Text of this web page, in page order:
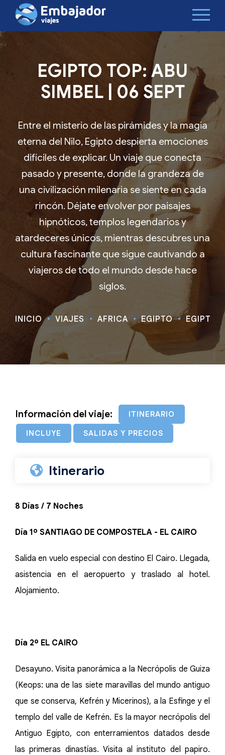
EGIPTO TOP: ABU
SIMBEL | 06 SEPT
Entre el misterio de las pirámides y la magia
eterna del Nilo, Egipto despierta emociones
difíciles de explicar. Un viaje que conecta
pasado y presente, donde la grandeza de
una civilización milenaria se siente en cada
rincón. Déjate envolver por paisajes
hipnóticos, templos legendarios y
atardeceres únicos, mientras descubres una
cultura fascinante que sigue cautivando a
viajeros de todo el mundo desde hace
siglos.
INICIO VIAJES ÁFRICA EGIPTO EGIPTO
Información del viaje: ITINERARIO
INCLUYE SALIDAS Y PRECIOS
Itinerario
8 Días / 7 Noches
Día 1º SANTIAGO DE COMPOSTELA - EL CAIRO
Salida en vuelo especial con destino El Cairo. Llegada,
asistencia en el aeropuerto y traslado al hotel.
Alojamiento.
Día 2º EL CAIRO
Desayuno. Visita panorámica a la Necrópolis de Guiza
(Keops: una de las siete maravillas del mundo antiguo
que se conserva, Kefrén y Micerinos), a la Esfinge y el
templo del valle de Kefrén. Es la mayor necrópolis del
Antiguo Egipto, con enterramientos datados desde
las primeras dinastías. Visita al instituto del papiro.